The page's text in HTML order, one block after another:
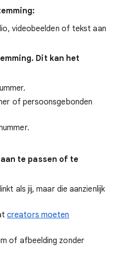
videobeelden of tekst aan
Dit kan het
of persoonsgebonden
te passen of te
als jij, maar die aanzienlijk
creators moeten
of afbeelding zonder